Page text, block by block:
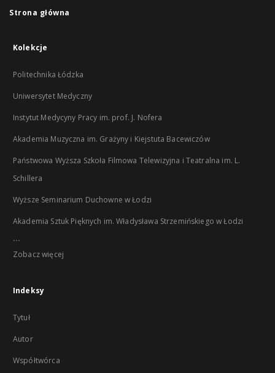
Strona główna
Kolekcje
Politechnika Łódzka
Uniwersytet Medyczny
Instytut Medycyny Pracy im. prof. J. Nofera
Akademia Muzyczna im. Grażyny i Kiejstuta Bacewiczów
Państwowa Wyższa Szkoła Filmowa Telewizyjna i Teatralna im. L.
Schillera
Wyższe Seminarium Duchowne w Łodzi
Akademia Sztuk Pięknych im. Władysława Strzemińskiego w Łodzi
...
Zobacz więcej
Indeksy
Tytuł
Autor
Współtwórca